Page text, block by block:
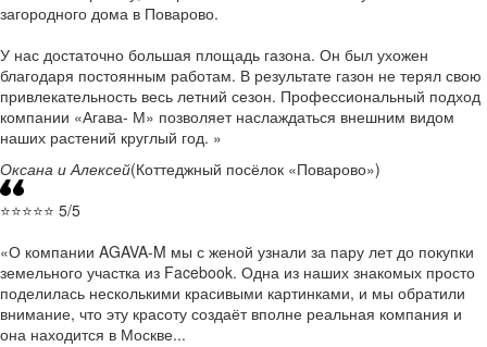
загородного дома в Поварово.
У нас достаточно большая площадь газона. Он был ухожен
благодаря постоянным работам. В результате газон не терял свою
привлекательность весь летний сезон. Профессиональный подход
компании «Агава- М» позволяет наслаждаться внешним видом
наших растений круглый год.
Оксана и Алексей(Коттеджный посёлок «Поварово»)
⭐⭐⭐⭐⭐ 5/5
О компании AGAVA-M мы с женой узнали за пару лет до покупки
земельного участка из Facebook. Одна из наших знакомых просто
поделилась несколькими красивыми картинками, и мы обратили
внимание, что эту красоту создаёт вполне реальная компания и
она находится в Москве...